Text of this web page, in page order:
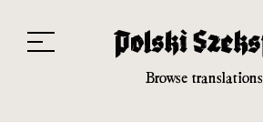
20th and 21st century module
Browse translations